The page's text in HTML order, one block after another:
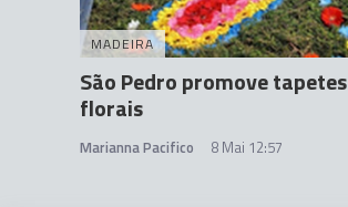
MADEIRA
São Pedro promove tapetes
florais
Marianna Pacifico 8 Mai 12:57